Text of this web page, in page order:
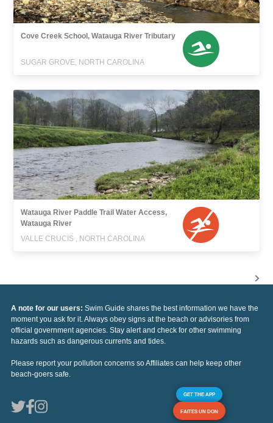
Cove Creek School, Watauga River Tributary
SUGAR GROVE, NORTH CAROLINA
Watauga River Paddle Trail Water Access,
Watauga River
VALLE CRUCIS , NORTH CAROLINA
A note for our users: Swim Guide shares the best information we have the
moment you ask for it. Always obey signs at the beach or advisories from
official government agencies. Stay alert and check for other swimming
hazards such as dangerous currents and tides.
Please report your pollution concerns so Affiliates can help keep other
beach-goers safe.
GET THE APP
FAITES UN DON